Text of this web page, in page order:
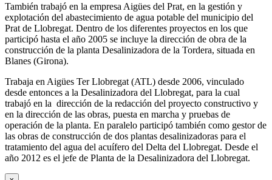
También trabajó en la empresa Aigües del Prat, en la gestión y
explotación del abastecimiento de agua potable del municipio del
Prat de Llobregat. Dentro de los diferentes proyectos en los que
participó hasta el año 2005 se incluye la dirección de obra de la
construcción de la planta Desalinizadora de la Tordera, situada en
Blanes (Girona).
Trabaja en Aigües Ter Llobregat (ATL) desde 2006, vinculado
desde entonces a la Desalinizadora del Llobregat, para la cual
trabajó en la dirección de la redacción del proyecto constructivo y
en la dirección de las obras, puesta en marcha y pruebas de
operación de la planta. En paralelo participó también como gestor de
las obras de construcción de dos plantas desalinizadoras para el
tratamiento del agua del acuífero del Delta del Llobregat. Desde el
año 2012 es el jefe de Planta de la Desalinizadora del Llobregat.